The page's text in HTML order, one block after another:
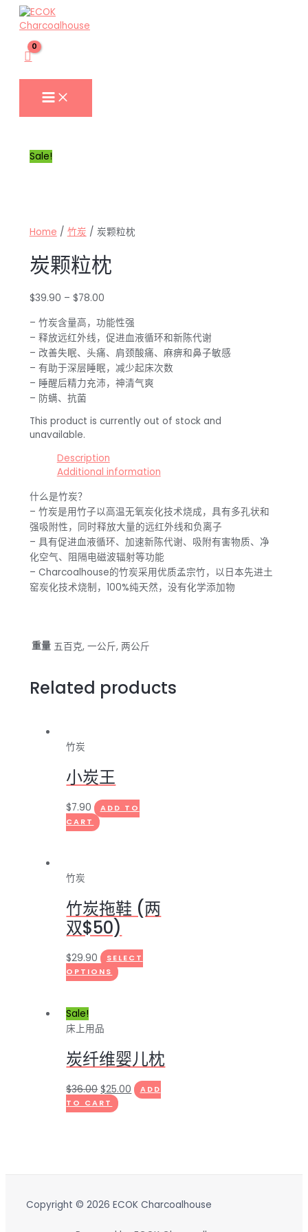
MAIN
MENU
Sale!
Home / 竹炭 / 炭颗粒枕
炭颗粒枕
$39.90 – $78.00
– 竹炭含量高，功能性强
– 释放远红外线，促进血液循环和新陈代谢
– 改善失眠、头痛、肩颈酸痛、麻痹和鼻子敏感
– 有助于深层睡眠，减少起床次数
– 睡醒后精力充沛，神清气爽
– 防螨、抗菌
This product is currently out of stock and
unavailable.
Description
Additional information
什么是竹炭？
– 竹炭是用竹子以高温无氧炭化技术烧成，具有多孔状和
强吸附性，同时释放大量的远红外线和负离子
– 具有促进血液循环、加速新陈代谢、吸附有害物质、净
化空气、阻隔电磁波辐射等功能
– Charcoalhouse的竹炭采用优质孟宗竹，以日本先进土
窑炭化技术烧制，100%纯天然，没有化学添加物
重量 五百克, 一公斤, 两公斤
Related products
竹炭
小炭王
$7.90
ADD TO
CART
竹炭
竹炭拖鞋 (两
双$50)
$29.90
SELECT
OPTIONS
Sale!
床上用品
炭纤维婴儿枕
$36.00 $25.00
ADD
TO CART
Copyright © 2026 ECOK Charcoalhouse